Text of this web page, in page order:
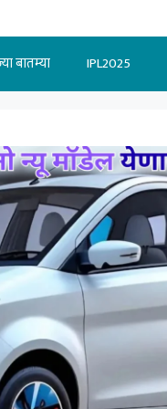
बातम्या IPL2025